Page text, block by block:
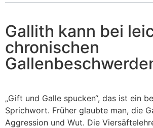
Gallith kann bei
chronischen
„Gift und Galle spucken“, das ist ein
Sprichwort. Früher glaubte man, die
Aggression und Wut. Die